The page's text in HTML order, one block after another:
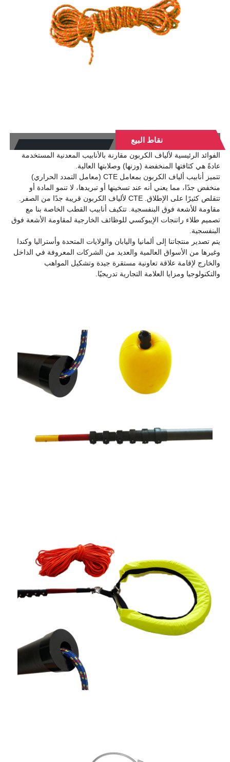
نقاط البيع
الفوائد الرئيسية لألياف الكربون مقارنة بالأنابيب المعدنية المستخدمة
عادةً هي كثافتها المنخفضة (وزنها) وصلابتها العالية.
تتميز أنابيب ألياف الكربون بمعامل CTE (معامل التمدد الحراري)
منخفض جدًا، مما يعني أنه عند تسخينها أو تبريدها، لا تنمو المادة أو
تتقلص كثيرًا على الإطلاق. CTE لألياف الكربون قريبة جدًا من الصفر.
مقاومة للأشعة فوق البنفسجية. تتكيف أنابيب القطب الخاصة بنا مع
تصميم طلاء راتنجات الإيبوكسي للوظائف الخارجية لمقاومة الأشعة فوق
البنفسجية.
يتم تصدير منتجاتنا إلى ألمانيا واليابان والولايات المتحدة وأستراليا وكندا
وغيرها من الأسواق العالمية والعديد من الشركات المعروفة في الداخل
والخارج لإقامة علاقة تعاونية مستقرة جيدة وتشكيل المواهب
والتكنولوجيا ومزايا العلامة التجارية تدريجيًا.